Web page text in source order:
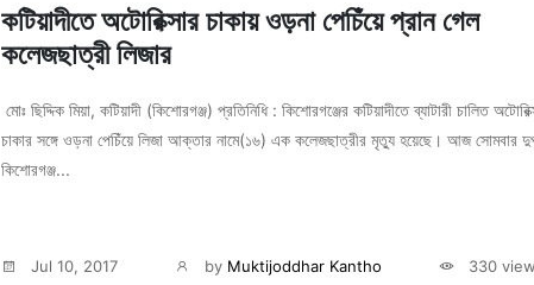
কটিয়াদীতে অটোরিক্সার চাকায় ওড়না পেচিঁয়ে প্রান গেল
কলেজছাত্রী লিজার
মোঃ ছিদ্দিক মিয়া, কটিয়াদী (কিশোরগঞ্জ) প্রতিনিধি : কিশোরগঞ্জের কটিয়াদীতে ব্যাটারী চালিত
চাকার সঙ্গে ওড়না পেচিঁয়ে লিজা আক্তার নামে(১৬) এক কলেজছাত্রীর মৃত্যু হয়েছে। আজ সোমবার
কিশোরগঞ্জ...
Jul 10, 2017 by Muktijoddhar Kantho 330